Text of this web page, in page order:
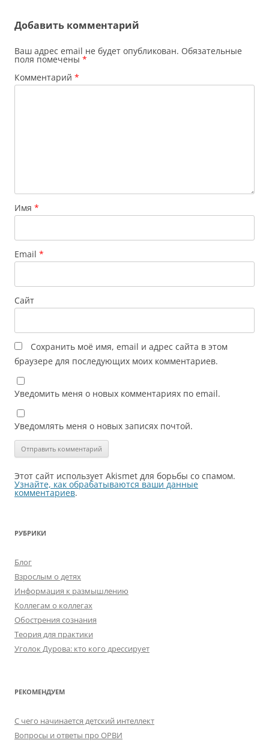
Добавить комментарий
Ваш адрес email не будет опубликован. Обязательные
поля помечены *
Комментарий *
Имя *
Email *
Сайт
Сохранить моё имя, email и адрес сайта в этом
браузере для последующих моих комментариев.
Уведомить меня о новых комментариях по email.
Уведомлять меня о новых записях почтой.
Этот сайт использует Akismet для борьбы со спамом.
Узнайте, как обрабатываются ваши данные
комментариев.
РУБРИКИ
Блог
Взрослым о детях
Информация к размышлению
Коллегам о коллегах
Обострения сознания
Теория для практики
Уголок Дурова: кто кого дрессирует
РЕКОМЕНДУЕМ
C чего начинается детский интеллект
Вопросы и ответы про ОРВИ